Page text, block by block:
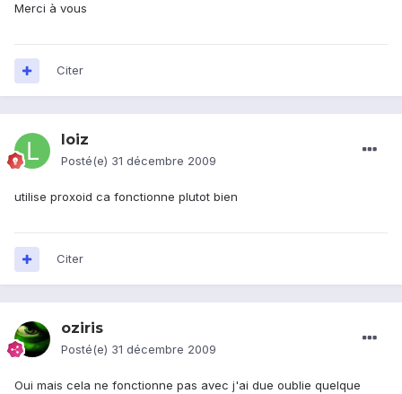
Merci à vous
Citer
loiz
Posté(e) 31 décembre 2009
utilise proxoid ca fonctionne plutot bien
Citer
oziris
Posté(e) 31 décembre 2009
Oui mais cela ne fonctionne pas avec j'ai due oublie quelque